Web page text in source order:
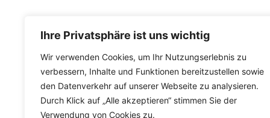
Ihre Privatsphäre ist uns wichtig
Wir verwenden Cookies, um Ihr Nutzungserlebnis zu
verbessern, Inhalte und Funktionen bereitzustellen sowie
den Datenverkehr auf unserer Webseite zu analysieren.
Durch Klick auf „Alle akzeptieren“ stimmen Sie der
Verwendung von Cookies zu.